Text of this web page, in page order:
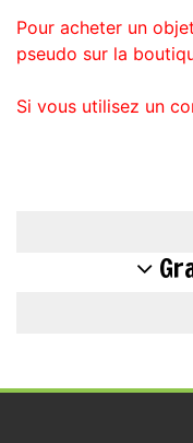
Pour acheter un
pseudo sur la
Si vous utilisez un